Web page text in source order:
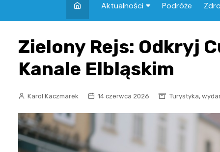
Aktualności Podróże
Zielony Rejs: Odkryj
Kanale Elbląskim
Karol Kaczmarek 14 czerwca 2026 Turystyka,